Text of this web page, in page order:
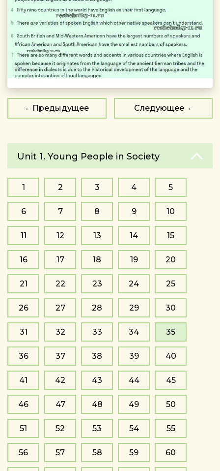
Предыдущее Следующее
Unit 1. Young People in Society
1 2 3 4 5
6 7 8 9 10
11 12 13 14 15
16 17 18 19 20
21 22 23 24 25
26 27 28 29 30
31 32 33 34 35
36 37 38 39 40
41 42 43 44 45
46 47 48 49 50
51 52 53 54 55
56 57 58 59 60